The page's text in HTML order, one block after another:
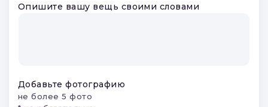
Опишите вашу вещь своими словами
Добавьте фотографию
не более 5 фото